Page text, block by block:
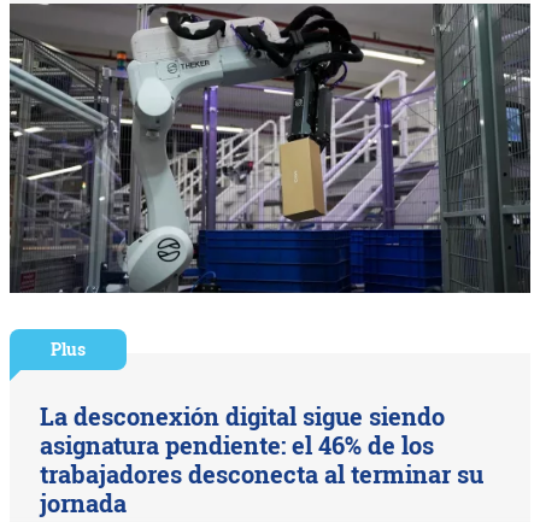
Plus
La desconexión digital sigue siendo
asignatura pendiente: el 46% de los
trabajadores desconecta al terminar su
jornada